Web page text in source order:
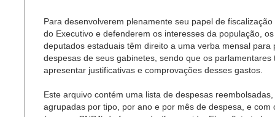
Para desenvolverem plenamente seu papel de fiscalização
do Executivo e defenderem os interesses da população, os
deputados estaduais têm direito a uma verba mensal para
despesas de seus gabinetes, sendo que os parlamentares
apresentar justificativas e comprovações desses gastos.
Este arquivo contém uma lista de despesas reembolsadas,
agrupadas por tipo, por ano e por mês de despesa, e com